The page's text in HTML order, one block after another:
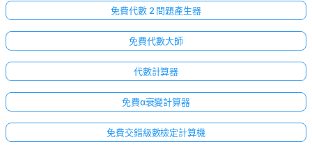
免費代數 2 問題產生器
免費代數大師
代數計算器
免費α衰變計算器
免費交錯級數檢定計算機